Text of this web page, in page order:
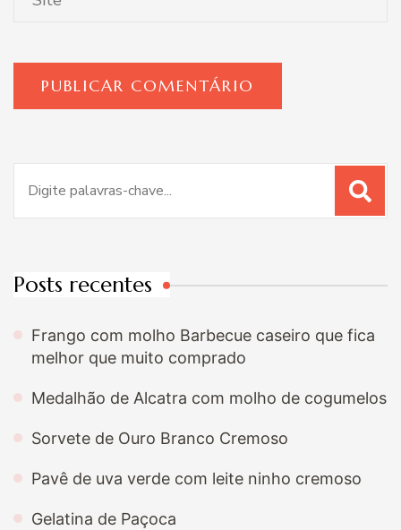
por:
Posts recentes
Frango com molho Barbecue caseiro que fica
melhor que muito comprado
Medalhão de Alcatra com molho de cogumelos
Sorvete de Ouro Branco Cremoso
Pavê de uva verde com leite ninho cremoso
Gelatina de Paçoca